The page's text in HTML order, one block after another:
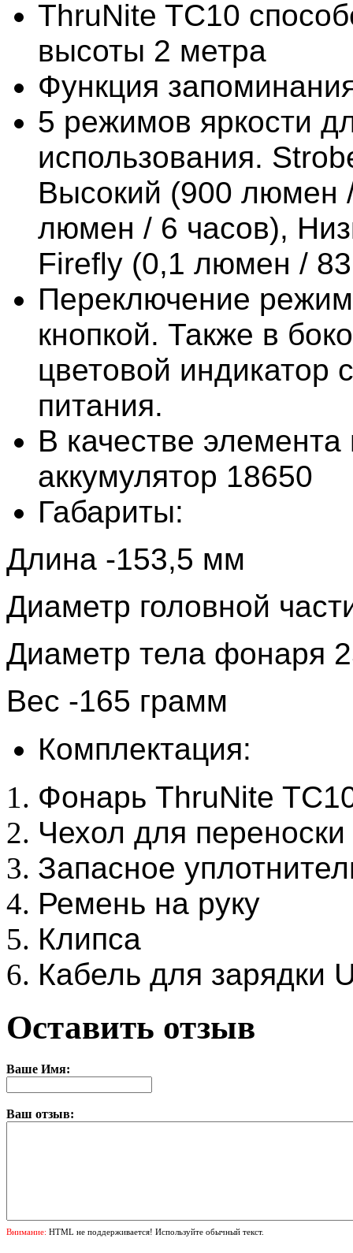
ThruNite TC10
высоты 2 метра
Функция
5 режимов яркости
использования.
Высокий (900 люмен
люмен / 6 часов),
Firefly (0,1 люмен /
Переключение
кнопкой. Также в
цветовой индикатор
питания.
В качестве элемента
аккумулятор 18650
Габариты:
Длина -153,5 мм
Диаметр головной
Диаметр тела фонаря
Вес -165 грамм
Комплектация:
Фонарь ThruNite
Чехол для переноски
Запасное
Ремень на руку
Клипса
Кабель для зарядки
Оставить отзыв
Ваше Имя:
Ваш отзыв:
Внимание: HTML не поддерживается! Используйте обычный текст.